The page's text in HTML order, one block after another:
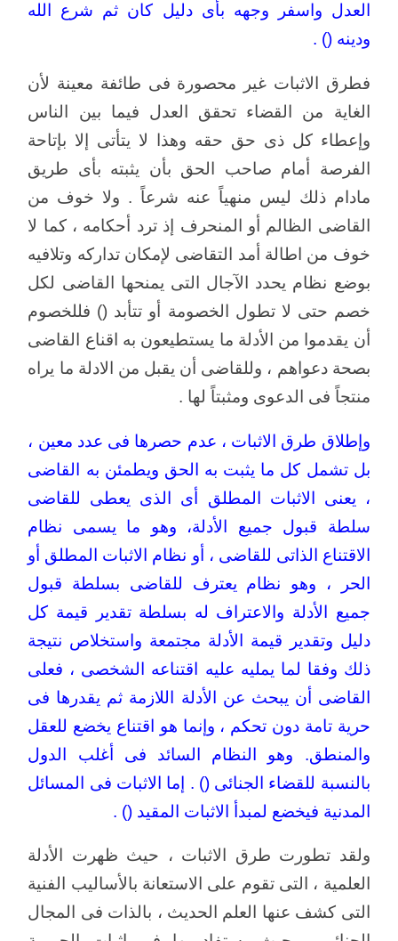
العدل واسفر وجهه بأى دليل كان ثم شرع الله
ودينه () .
فطرق الاثبات غير محصورة فى طائفة معينة لأن
الغاية من القضاء تحقق العدل فيما بين الناس
وإعطاء كل ذى حق حقه وهذا لا يتأتى إلا بإتاحة
الفرصة أمام صاحب الحق بأن يثبته بأى طريق
مادام ذلك ليس منهياً عنه شرعاً . ولا خوف من
القاضى الظالم أو المنحرف إذ ترد أحكامه ، كما لا
خوف من اطالة أمد التقاضى لإمكان تداركه وتلافيه
بوضع نظام يحدد الآجال التى يمنحها القاضى لكل
خصم حتى لا تطول الخصومة أو تتأبد () فللخصوم
أن يقدموا من الأدلة ما يستطيعون به اقناع القاضى
بصحة دعواهم ، وللقاضى أن يقبل من الادلة ما يراه
منتجاً فى الدعوى ومثبتاً لها .
وإطلاق طرق الاثبات ، عدم حصرها فى عدد معين ،
بل تشمل كل ما يثبت به الحق ويطمئن به القاضى
، يعنى الاثبات المطلق أى الذى يعطى للقاضى
سلطة قبول جميع الأدلة، وهو ما يسمى نظام
الاقتناع الذاتى للقاضى ، أو نظام الاثبات المطلق أو
الحر ، وهو نظام يعترف للقاضى بسلطة قبول
جميع الأدلة والاعتراف له بسلطة تقدير قيمة كل
دليل وتقدير قيمة الأدلة مجتمعة واستخلاص نتيجة
ذلك وفقا لما يمليه عليه اقتناعه الشخصى ، فعلى
القاضى أن يبحث عن الأدلة اللازمة ثم يقدرها فى
حرية تامة دون تحكم ، وإنما هو اقتناع يخضع للعقل
والمنطق. وهو النظام السائد فى أغلب الدول
بالنسبة للقضاء الجنائى () . إما الاثبات فى المسائل
المدنية فيخضع لمبدأ الاثبات المقيد () .
ولقد تطورت طرق الاثبات ، حيث ظهرت الأدلة
العلمية ، التى تقوم على الاستعانة بالأساليب الفنية
التى كشف عنها العلم الحديث ، بالذات فى المجال